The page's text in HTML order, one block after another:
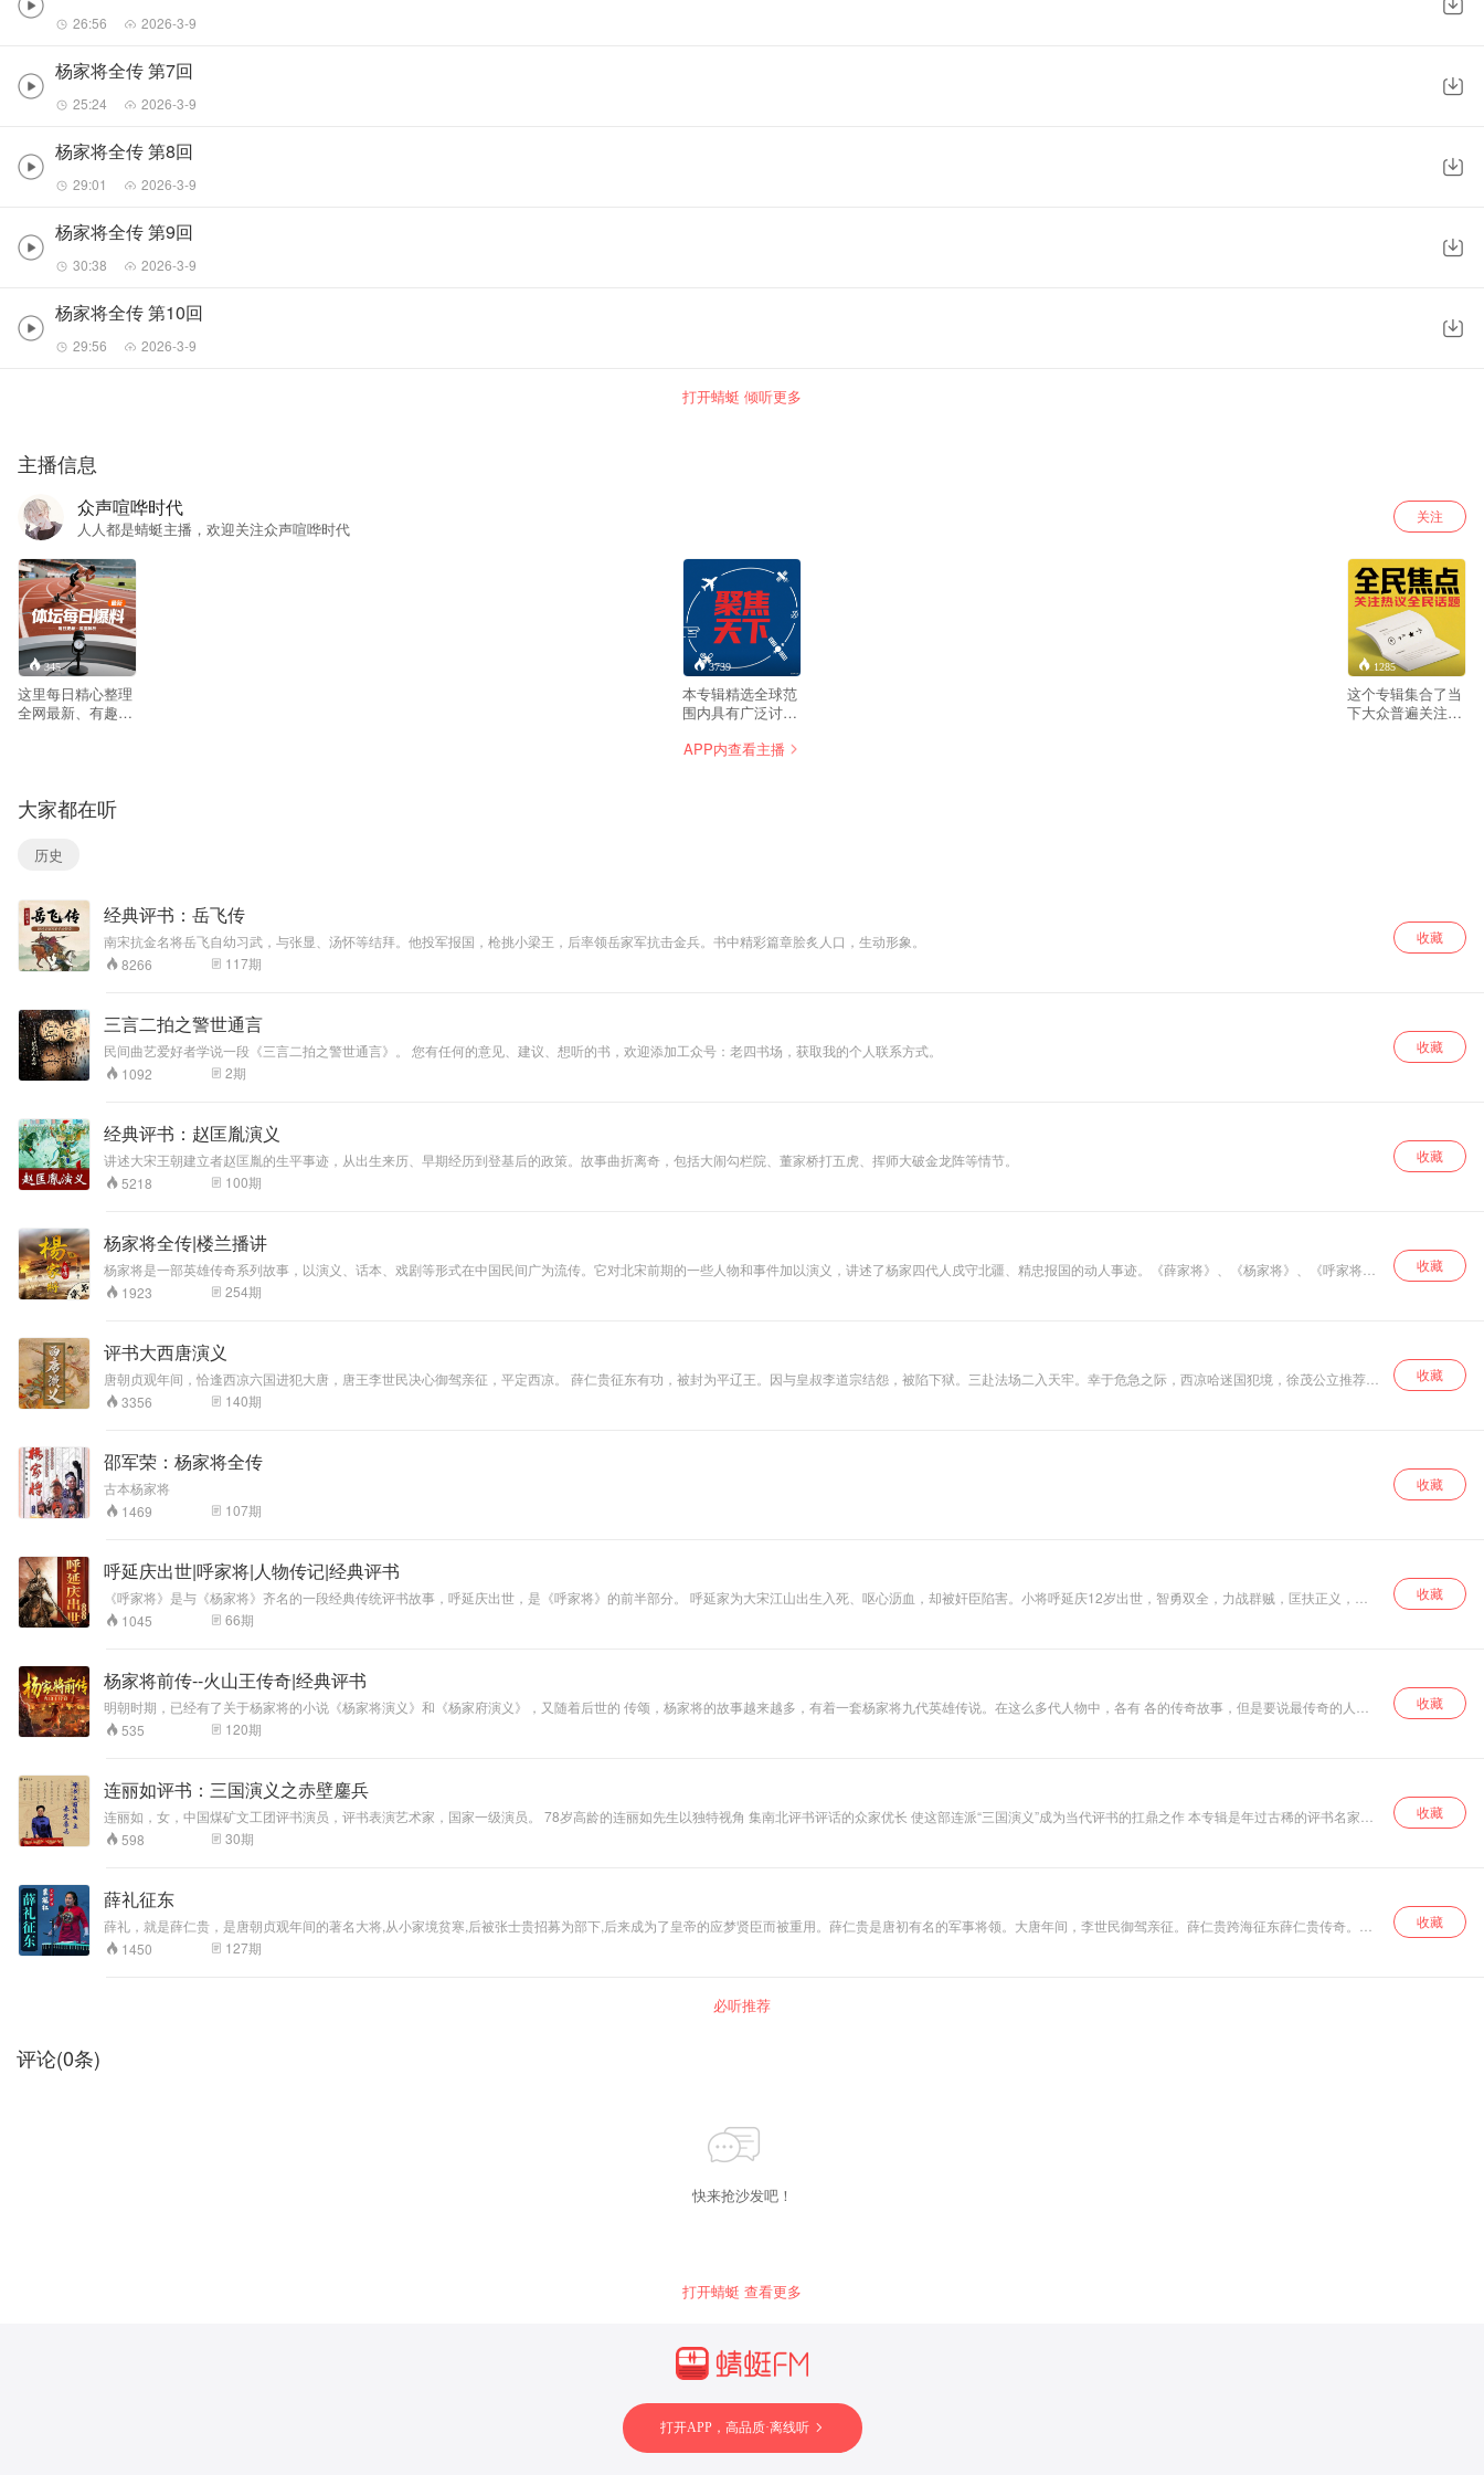
26:56 2026-3-9
杨家将全传 第7回
25:24 2026-3-9
杨家将全传 第8回
29:01 2026-3-9
杨家将全传 第9回
30:38 2026-3-9
杨家将全传 第10回
29:56 2026-3-9
打开蜻蜓 倾听更多
主播信息
众声喧哗时代
人人都是蜻蜓主播，欢迎关注众声喧哗时代
关注
345
这里每日精心整理
全网最新、有趣、
元领域。不追热
点，只聚焦值得你
物，帮助你在碎片
实用灵感和生活惊
喜。我们拒绝低质
重复，坚持筛选优
质、正向、有温度
的内容，为你打造
轻阅读体验。像逛
精品市集一样，每
天收获一点新鲜
感，让探索成为日
常习惯
3739
本专辑精选全球范
围内具有广泛讨论
会趋势与热点事
化传承实录。通过
民间视角呈现世界
有内容均来自公开
1285
这个专辑集合了当
下大众普遍关注、
们不做事件报道，
而是提炼具有长期
价值的思考片段，
让你透过“大家正在
看的内容”，触摸真
实世界的温度与脉
APP内查看主播
大家都在听
历史
经典评书：岳飞传
南宋抗金名将岳飞自幼习武，与张显、汤怀等结拜。他投军报国，枪挑小梁王，后率领岳家军抗击金兵。书中精彩篇章脍炙人口，生动形象。
8266
117期
收藏
三言二拍之警世通言
民间曲艺爱好者学说一段《三言二拍之警世通言》。 您有任何的意见、建议、想听的书，欢迎添加工众号：老四书场，获取我的个人联系方式。
1092
2期
收藏
经典评书：赵匡胤演义
讲述大宋王朝建立者赵匡胤的生平事迹，从出生来历、早期经历到登基后的政策。故事曲折离奇，包括大闹勾栏院、董家桥打五虎、挥师大破金龙阵等情节。
5218
100期
收藏
杨家将全传|楼兰播讲
杨家将是一部英雄传奇系列故事，以演义、话本、戏剧等形式在中国民间广为流传。它对北宋前期的一些人物和事件加以演义，讲述了杨家四代人戍守北疆、精忠报国的动人事迹。《薛家将》、《杨家将》、《呼家将》
等构成了我国通俗小说史上著名的“三大家将小说”。
1923 254期
收藏
评书大西唐演义
唐朝贞观年间，恰逢西凉六国进犯大唐，唐王李世民决心御驾亲征，平定西凉。 薛仁贵征东有功，被封为平辽王。因与皇叔李道宗结怨，被陷下狱。三赴法场二入天牢。幸于危急之际，西凉哈迷国犯境，徐茂公立推荐仁
贵挂帅征战罗通秦怀玉程咬金三请薛仁贵，挂帅征西,被困锁阳城，为苏宝同飞刀所伤。程咬金回京搬兵，薛丁山出世校场夺魁挂二路元帅出征西凉国，罗通盘肠大战王伯超，解锁阳二打概利花[位成白关二洁樊梨花，最
终得胜回朝。征西路上凶险无数，闲施重重，多员战将血洒战阵，众多豪杰拼死疆场，薛家将三代尽忠烈，众英雄浴血破西凉，这才换得贞观盛世得以太平，大唐天子凯歌还朝。
3356 140期
收藏
邵军荣：杨家将全传
古本杨家将
1469
107期
收藏
呼延庆出世|呼家将|人物传记|经典评书
《呼家将》是与《杨家将》齐名的一段经典传统评书故事，呼延庆出世，是《呼家将》的前半部分。 呼延家为大宋江山出生入死、呕心沥血，却被奸臣陷害。小将呼延庆12岁出世，智勇双全，力战群贼，匡扶正义，寇
准、包拯、高瑾等等精采人物陆续登场，讲述了一段忠臣孝子人人敬，奸贼佞党人人诛的传统演义。 主播胖蛇老师精彩演绎呼延庆挂帅平西、平定西夏还朝为祖伸冤的护国事迹，最终宋仁宗将奸臣庞文斩首以慰忠魂并加
封呼家满门。故事精彩分成，情节紧张，环环相扣，引人入胜，这是一部十分值得每天抽出10分钟聆听的故事。
1045 66期
收藏
杨家将前传--火山王传奇|经典评书
明朝时期，已经有了关于杨家将的小说《杨家将演义》和《杨家府演义》，又随着后世的 传颂，杨家将的故事越来越多，有着一套杨家将九代英雄传说。在这么多代人物中，各有 各的传奇故事，但是要说最传奇的人
物，还是杨家第一代的火山王杨衮。虽然知道杨衮的 人远远没有知道杨继业、七郎八虎的人多，但他的故事才是最精彩的，杨家的绝艺，杨家 的家风都是由他所传。
535 120期
收藏
连丽如评书：三国演义之赤壁鏖兵
连丽如，女，中国煤矿文工团评书演员，评书表演艺术家，国家一级演员。 78岁高龄的连丽如先生以独特视角 集南北评书评话的众家优长 使这部连派“三国演义”成为当代评书的扛鼎之作 本专辑是年过古稀的评书名家连
丽如，现场评说《三国演义》之赤壁鏖兵。
598 30期
收藏
薛礼征东
薛礼，就是薛仁贵，是唐朝贞观年间的著名大将,从小家境贫寒,后被张士贵招募为部下,后来成为了皇帝的应梦贤臣而被重用。薛仁贵是唐初有名的军事将领。大唐年间，李世民御驾亲征。薛仁贵跨海征东薛仁贵传奇。内
容大致以薛仁贵的生平为经线，唐太宗梦见一番将追杀，危急时出现一白袍小将救驾。薛仁贵征东徐茂公夜观星象，与唐太宗的梦相符，断言东方将有兵灾，白袍小将不但救驾，还将率军征辽东平乱。 【主播简介】：国
家级评书传承人裴冠红 国家级非物质文化遗产项目鞍山评书的代表性传承人； 多次获得包括中国曲艺牡丹奖新人奖等国家级大奖；2006年，考入辽宁科技大学艺术学院，攻读曲艺表演专业，主攻评书。跟随著名评书表
1450 127期
收藏
必听推荐
评论(0条)
快来抢沙发吧！
打开蜻蜓 查看更多
打开APP，高品质·离线听